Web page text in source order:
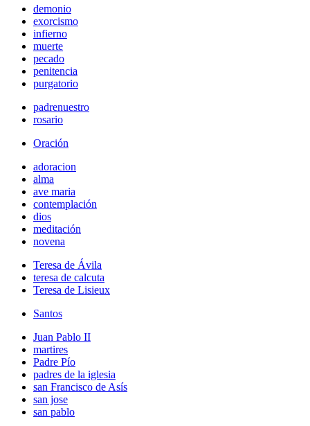
demonio
exorcismo
infierno
muerte
pecado
penitencia
purgatorio
padrenuestro
rosario
Oración
adoracion
alma
ave maria
contemplación
dios
meditación
novena
Teresa de Ávila
teresa de calcuta
Teresa de Lisieux
Santos
Juan Pablo II
martires
Padre Pío
padres de la iglesia
san Francisco de Asís
san jose
san pablo